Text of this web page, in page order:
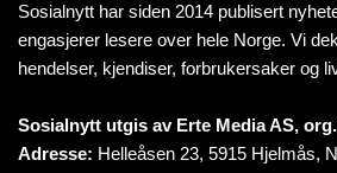
Sosialnytt har siden 2014 publisert
engasjerer lesere over hele Norge. Vi
hendelser, kjendiser, forbrukersaker og
Sosialnytt utgis av Erte Media AS,
Adresse: Helleåsen 23, 5915 Hjelmås,